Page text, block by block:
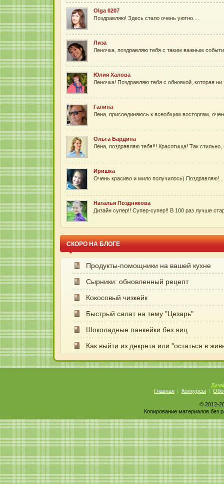
Olga 0207
Поздравляю! Здесь стало очень уютно....
Лиза
Леночка, поздравляю тебя с таким важным
Юлия Халова
Леночка! Поздравляю тебя с обновкой, которая
Галина
Лена, присоединяюсь к всеобщим восторгам,
Ольга Бардина
Лена, поздравляю тебя!!! Красотища! Так
Иришка
Очень красиво и мило получилось) Поздравляю!...
Наталья Позднякова
Дизайн супер!! Супер-супер!! В 100 раз лучше
СКОРО НА БЛОГЕ
Продукты-помощники на вашей кухне
Сырники: обновленный рецепт
Кокосовый чизкейк
Быстрый салат на тему "Цезарь"
Шоколадные панкейки без яиц
Как выйти из декрета или "остаться в
Главная
Конкурсы Обо
© 2012-
Копирование материалов без